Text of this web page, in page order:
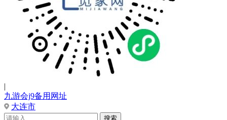
|
九游会j9备用网址
大连市